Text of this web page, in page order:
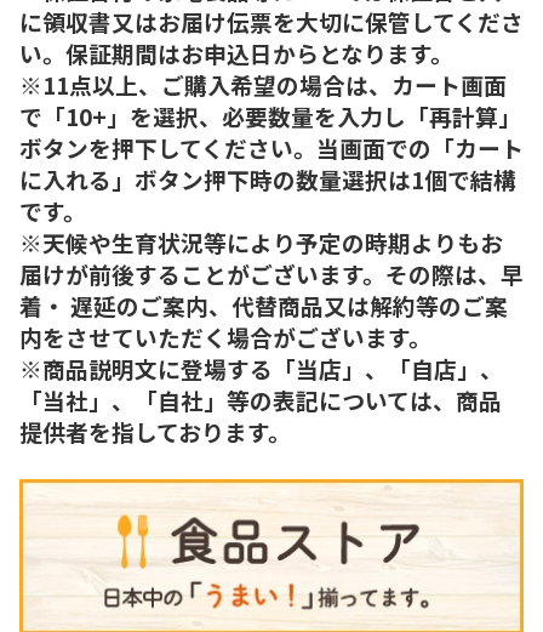
に領収書又はお届け伝票を大切に保管してくださ
い。保証期間はお申込日からとなります。
※11点以上、ご購入希望の場合は、カート画面
で「10+」を選択、必要数量を入力し「再計算」
ボタンを押下してください。当画面での「カート
に入れる」ボタン押下時の数量選択は1個で結構
です。
※天候や生育状況等により予定の時期よりもお
届けが前後することがございます。その際は、早
着・ 遅延のご案内、代替商品又は解約等のご案
内をさせていただく場合がございます。
※商品説明文に登場する「当店」、「自店」、
「当社」、「自社」等の表記については、商品
提供者を指しております。